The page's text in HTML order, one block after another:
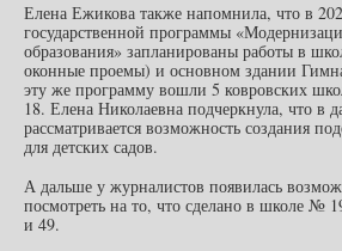
Елена Ежикова также напомнила, что в
государственной программы
образования» запланированы работы в
оконные проемы) и основном здании
эту же программу вошли 5 ковровских
18. Елена Николаевна подчеркнула, что в
рассматривается возможность создания
для детских садов.
А дальше у журналистов появилась
посмотреть на то, что сделано в школе №
и 49.